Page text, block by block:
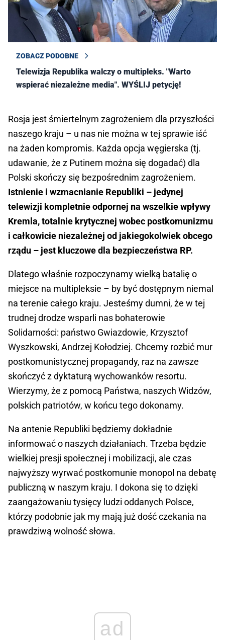
ZOBACZ PODOBNE
Telewizja Republika walczy o multipleks. "Warto
wspierać niezależne media". WYŚLIJ petycję!
Rosja jest śmiertelnym zagrożeniem dla przyszłości
naszego kraju – u nas nie można w tej sprawie iść
na żaden kompromis. Każda opcja węgierska (tj.
udawanie, że z Putinem można się dogadać) dla
Polski skończy się bezpośrednim zagrożeniem.
Istnienie i wzmacnianie Republiki – jedynej
telewizji kompletnie odpornej na wszelkie wpływy
Kremla, totalnie krytycznej wobec postkomunizmu
i całkowicie niezależnej od jakiegokolwiek obcego
rządu – jest kluczowe dla bezpieczeństwa RP.
Dlatego właśnie rozpoczynamy wielką batalię o
miejsce na multipleksie – by być dostępnym niemal
na terenie całego kraju. Jesteśmy dumni, że w tej
trudnej drodze wsparli nas bohaterowie
Solidarności: państwo Gwiazdowie, Krzysztof
Wyszkowski, Andrzej Kołodziej. Chcemy rozbić mur
postkomunistycznej propagandy, raz na zawsze
skończyć z dyktaturą wychowanków resortu.
Wierzymy, że z pomocą Państwa, naszych Widzów,
polskich patriotów, w końcu tego dokonamy.
Na antenie Republiki będziemy dokładnie
informować o naszych działaniach. Trzeba będzie
wielkiej presji społecznej i mobilizacji, ale czas
najwyższy wyrwać postkomunie monopol na debatę
publiczną w naszym kraju. I dokona się to dzięki
zaangażowaniu tysięcy ludzi oddanych Polsce,
którzy podobnie jak my mają już dość czekania na
prawdziwą wolność słowa.
ad